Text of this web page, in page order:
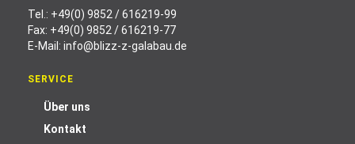
Tel.: +49(0) 9852 / 616219-99
Fax: +49(0) 9852 / 616219-77
E-Mail: info@blizz-z-galabau.de
SERVICE
Über uns
Kontakt